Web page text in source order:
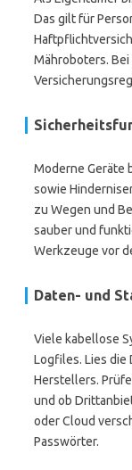
Das gilt für
Mähroboters.
Moderne Geräte
sowie
zu Wegen und
sauber und
Werkzeuge vor
Daten- und
Viele kabellose
Logfiles. Lies die
Herstellers.
und ob
oder Cloud
Passwörter.